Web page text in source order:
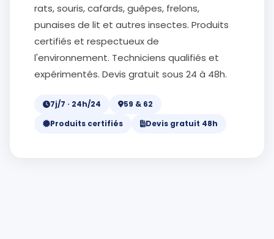
rats, souris, cafards, guêpes, frelons,
punaises de lit et autres insectes. Produits
certifiés et respectueux de
l'environnement. Techniciens qualifiés et
expérimentés. Devis gratuit sous 24 à 48h.
7j/7 · 24h/24
59 & 62
Produits certifiés
Devis gratuit 48h